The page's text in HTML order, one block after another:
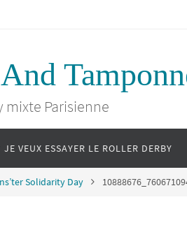
mixte Parisienne
JE VEUX ESSAYER LE ROLLER DERBY
Solidarity Day